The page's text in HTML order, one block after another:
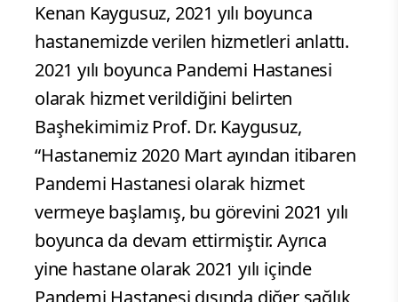
Kenan Kaygusuz, 2021 yılı boyunca
hastanemizde verilen hizmetleri anlattı.
2021 yılı boyunca Pandemi Hastanesi
olarak hizmet verildiğini belirten
Başhekimimiz Prof. Dr. Kaygusuz,
“Hastanemiz 2020 Mart ayından itibaren
Pandemi Hastanesi olarak hizmet
vermeye başlamış, bu görevini 2021 yılı
boyunca da devam ettirmiştir. Ayrıca
yine hastane olarak 2021 yılı içinde